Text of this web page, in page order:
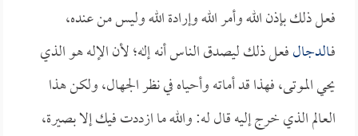
فعل ذلك بإذن الله وأمر الله وإرادة الله وليس من عنده،
فـالدجالفعل ذلك ليصدق الناس أنه إله؛ لأن الإله هو الذي
يحي الموتى، فهذا قد أماته وأحياه في نظر الجهال، ولكن هذا
العالم الذي خرج إليه قال له: والله ما ازددت فيك إلا بصيرة،